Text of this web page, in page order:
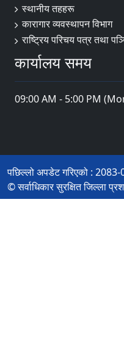
स्थानीय तहहरू
कारागार व्यवस्थापन विभाग
राष्ट्रिय परिचय पत्र तथा
कार्यालय समय
09:00 AM - 5:00 PM
पछिल्लो अपडेट गरिएको :
© सर्वाधिकार सुरक्षित जिल्ला